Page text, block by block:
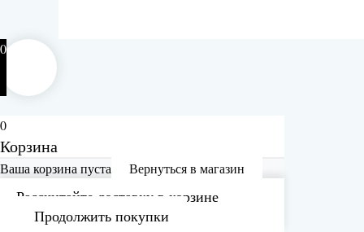
0
0
Корзина
Ваша корзина пуста Вернуться в магазин
Рассчитайте доставку в корзине
Продолжить покупки